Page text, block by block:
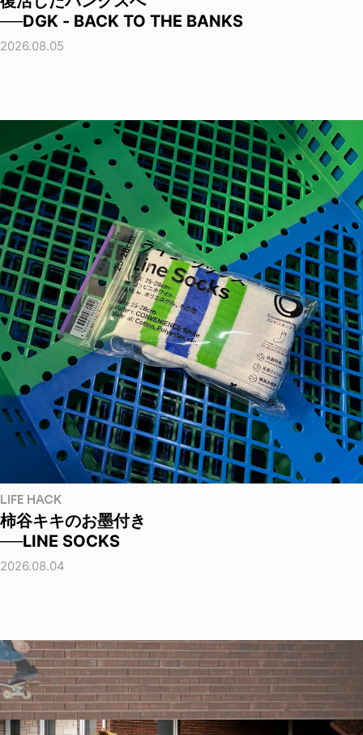
──DGK - BACK TO THE BANKS
2026.08.05
LIFE HACK
柿谷キキのお墨付き
──LINE SOCKS
2026.08.04